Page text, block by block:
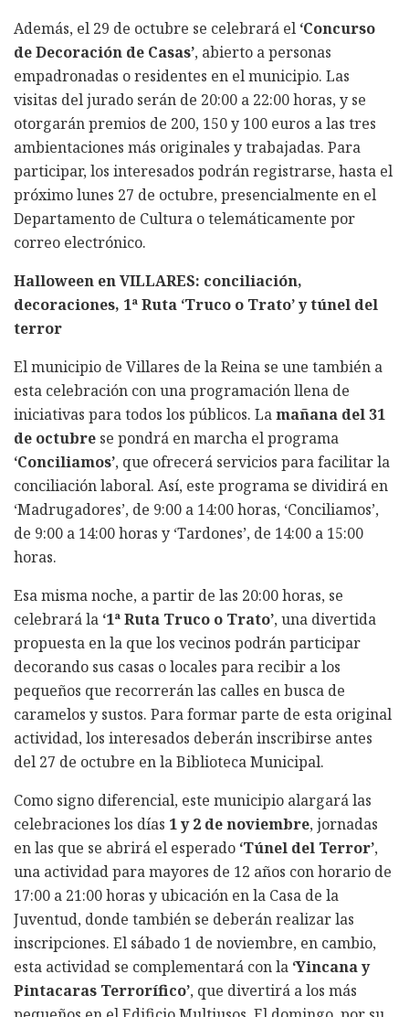
Además, el 29 de octubre se celebrará el ‘Concurso
de Decoración de Casas’, abierto a personas
empadronadas o residentes en el municipio. Las
visitas del jurado serán de 20:00 a 22:00 horas, y se
otorgarán premios de 200, 150 y 100 euros a las tres
ambientaciones más originales y trabajadas. Para
participar, los interesados podrán registrarse, hasta el
próximo lunes 27 de octubre, presencialmente en el
Departamento de Cultura o telemáticamente por
correo electrónico.
Halloween en VILLARES: conciliación,
decoraciones, 1ª Ruta ‘Truco o Trato’ y túnel del
terror
El municipio de Villares de la Reina se une también a
esta celebración con una programación llena de
iniciativas para todos los públicos. Lamañana del 31
de octubre se pondrá en marcha el programa
‘Conciliamos’, que ofrecerá servicios para facilitar la
conciliación laboral. Así, este programa se dividirá en
‘Madrugadores’, de 9:00 a 14:00 horas, ‘Conciliamos’,
de 9:00 a 14:00 horas y ‘Tardones’, de 14:00 a 15:00
horas.
Esa misma noche, a partir de las 20:00 horas, se
celebrará la ‘1ª Ruta Truco o Trato’, una divertida
propuesta en la que los vecinos podrán participar
decorando sus casas o locales para recibir a los
pequeños que recorrerán las calles en busca de
caramelos y sustos. Para formar parte de esta original
actividad, los interesados deberán inscribirse antes
del 27 de octubre en la Biblioteca Municipal.
Como signo diferencial, este municipio alargará las
celebraciones los días 1 y 2 de noviembre, jornadas
en las que se abrirá el esperado ‘Túnel del Terror’,
una actividad para mayores de 12 años con horario de
17:00 a 21:00 horas y ubicación en la Casa de la
Juventud, donde también se deberán realizar las
inscripciones. El sábado 1 de noviembre, en cambio,
esta actividad se complementará con la ‘Yincana y
Pintacaras Terrorífico’, que divertirá a los más